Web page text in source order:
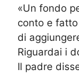
«Un fondo
conto e
di
Riguardai i
Il padre